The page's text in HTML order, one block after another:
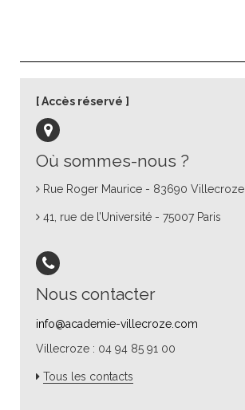
Où sommes-nous ?
Rue Roger Maurice - 83690 Villecroze
41, rue de l’Université - 75007 Paris
Nous contacter
info@academie-villecroze.com
Villecroze : 04 94 85 91 00
Tous les contacts
Accès réservé